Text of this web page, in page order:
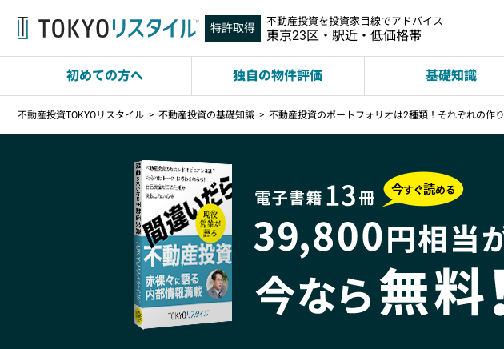
特許取得 不動産投資を投資家目線でアドバイス
東京23区・駅近・低価格帯
初めての方へ 独自の物件評価 基礎知識
不動産投資TOKYOリスタイル 不動産投資の基礎知識 不動産投資のポートフォリオは2種類！それぞれの作